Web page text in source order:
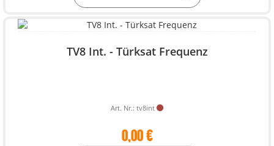
TV8 Int. - Türksat Frequenz
Art. Nr.: tv8int
0,00 €